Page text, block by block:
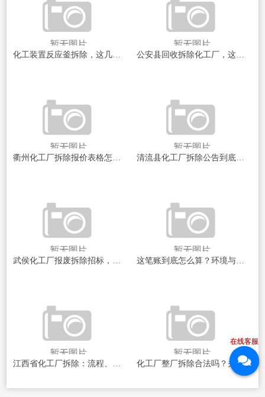
在线客服
化工装置反应釜拆除，这几点没做到早晚出事 公安县回收拆除化工厂，这些流程和风险你搞清楚了没？
清流县化工厂拆除公告到底说了啥？一文帮你理清楚
这笔账到底怎么算？环境与安全的“硬道理”
化工厂整厂拆除合法吗？关键在于是否走完这些“红线”程序
在线客服